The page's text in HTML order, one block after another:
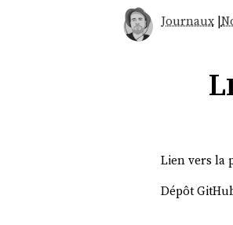
Journaux|
Lien vers la
Dépôt